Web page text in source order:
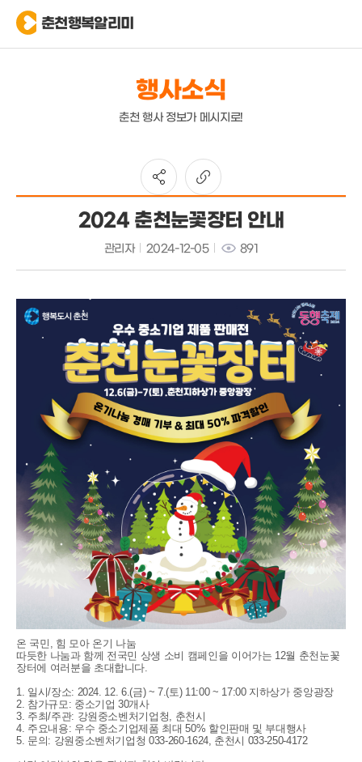
춘천행복알리미
행사소식
춘천 행사 정보가 메시지로!
2024 춘천눈꽃장터 안내
관리자 2024-12-05 891
온 국민, 힘 모아 온기 나눔
따듯한 나눔과 함께 전국민 상생 소비 캠페인을 이어가는 12월 춘천눈꽃
장터에 여러분을 초대합니다.
1. 일시/장소: 2024. 12. 6.(금) ~ 7.(토) 11:00 ~ 17:00 지하상가 중앙광장
2. 참가규모: 중소기업 30개사
3. 주최/주관: 강원중소벤처기업청, 춘천시
4. 주요내용: 우수 중소기업제품 최대 50% 할인판매 및 부대행사
5. 문의: 강원중소벤처기업청 033-260-1624, 춘천시 033-250-4172